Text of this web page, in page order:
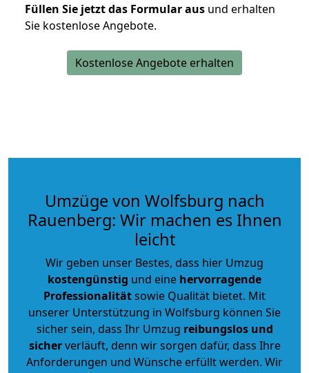
Füllen Sie jetzt das Formular aus und erhalten
Sie kostenlose Angebote.
Kostenlose Angebote erhalten
Umzüge von Wolfsburg nach
Rauenberg: Wir machen es Ihnen
leicht
Wir geben unser Bestes, dass hier Umzug
kostengünstig und eine hervorragende
Professionalitätsowie Qualität bietet. Mit
unserer Unterstützung in Wolfsburg können Sie
sicher sein, dass Ihr Umzug reibungslos und
sicherverläuft, denn wir sorgen dafür, dass Ihre
Anforderungen und Wünsche erfüllt werden. Wir